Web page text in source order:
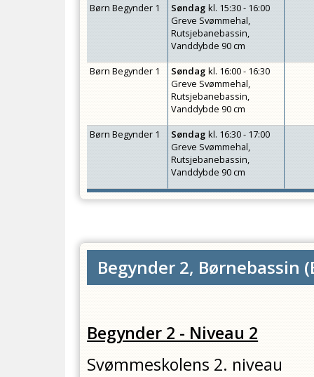
Børn Begynder 1
Søndag kl. 15:30 - 16:00
Greve Svømmehal,
Rutsjebanebassin,
Vanddybde 90 cm
Børn Begynder 1
Søndag kl. 16:00 - 16:30
Greve Svømmehal,
Rutsjebanebassin,
Vanddybde 90 cm
Børn Begynder 1
Søndag kl. 16:30 - 17:00
Greve Svømmehal,
Rutsjebanebassin,
Vanddybde 90 cm
Begynder 2, Børnebassin (
Begynder 2 - Niveau 2
Svømmeskolens 2. niveau